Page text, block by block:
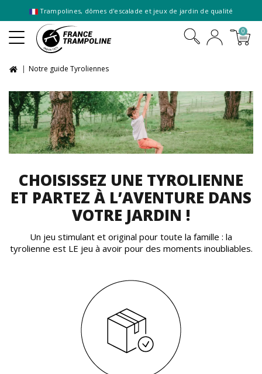
Trampolines, dômes d'escalade et jeux de jardin de qualité
0
Notre guide Tyroliennes
CHOISISSEZ UNE TYROLIENNE
ET PARTEZ À L’AVENTURE DANS
VOTRE JARDIN !
Un jeu stimulant et original pour toute la famille : la
tyrolienne est LE jeu à avoir pour des moments inoubliables.